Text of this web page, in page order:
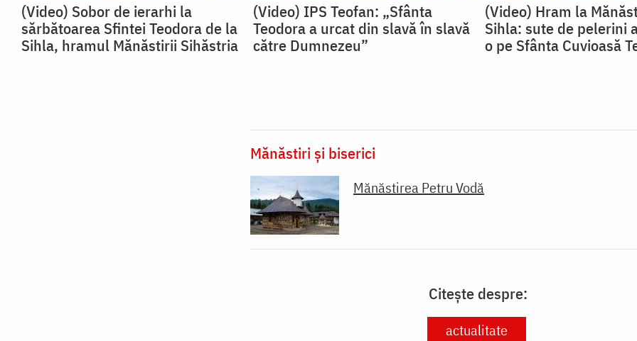
(Video) Sobor de ierarhi la
sărbătoarea Sfintei Teodora de la
Sihla, hramul Mănăstirii Sihăstria
(Video) IPS Teofan: „Sfânta
Teodora a urcat din slavă în slavă
către Dumnezeu”
(Video) Hram la
Sihla: sute de pelerini
o pe Sfânta Cuvioasă
Mănăstiri și biserici
Mănăstirea Petru Vodă
Citește despre:
actualitate